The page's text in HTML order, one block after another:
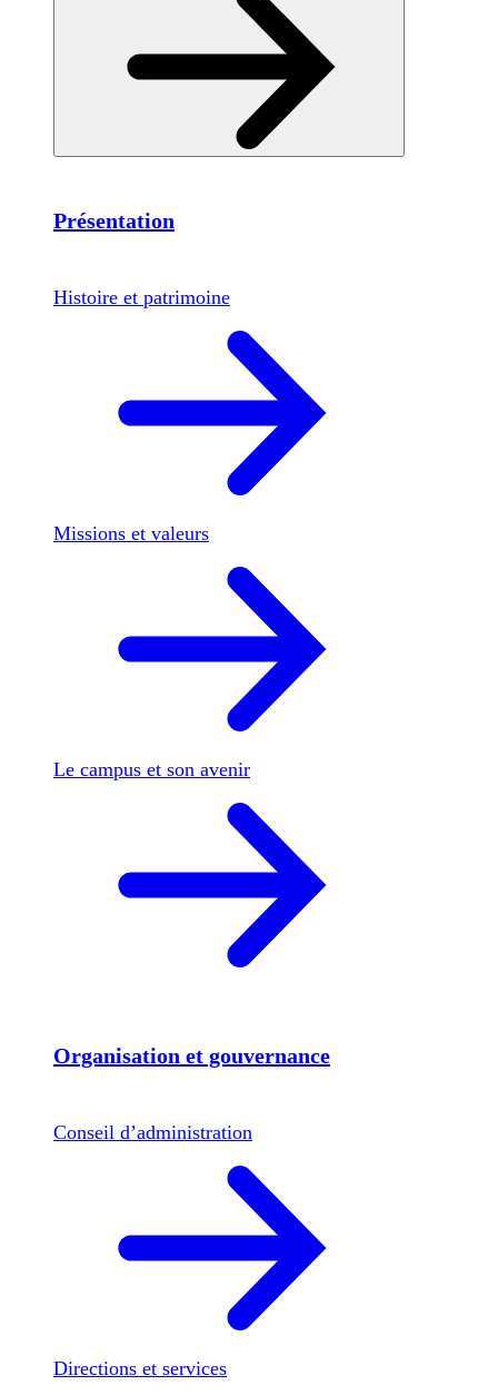
Présentation
Histoire et patrimoine
Missions et valeurs
Le campus et son avenir
Organisation et gouvernance
Conseil d’administration
Directions et services